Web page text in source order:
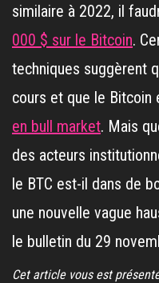
similaire à 2022, il
000 $ sur le Bitcoin.
techniques suggèrent
cours et que le
en bull market. Mais
des acteurs
le BTC est-il dans de
une nouvelle vague
le bulletin du 29
Cet article vous est